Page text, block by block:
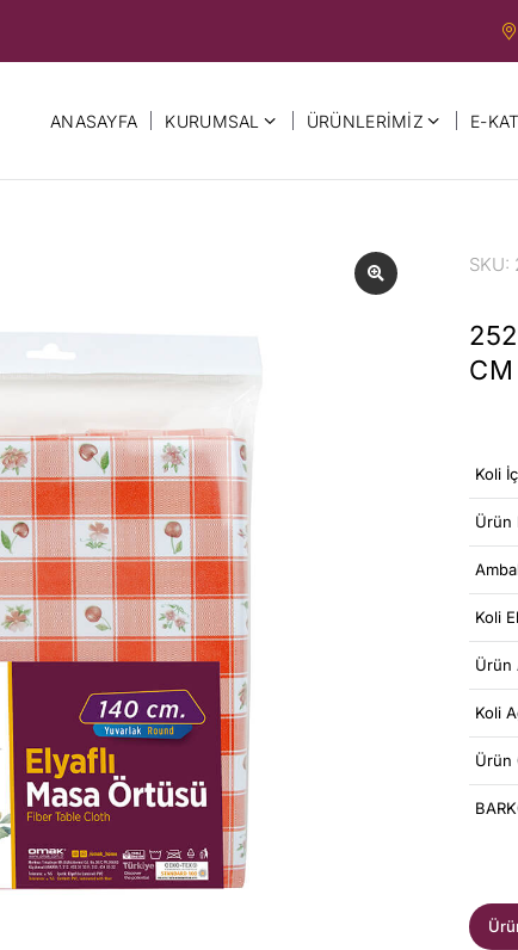
ANASAYFA KURUMSAL ÜRÜNLERIMIZ E-
SKU:
CM
Koli
Ürün
Koli
Ürün
Koli
Ürün